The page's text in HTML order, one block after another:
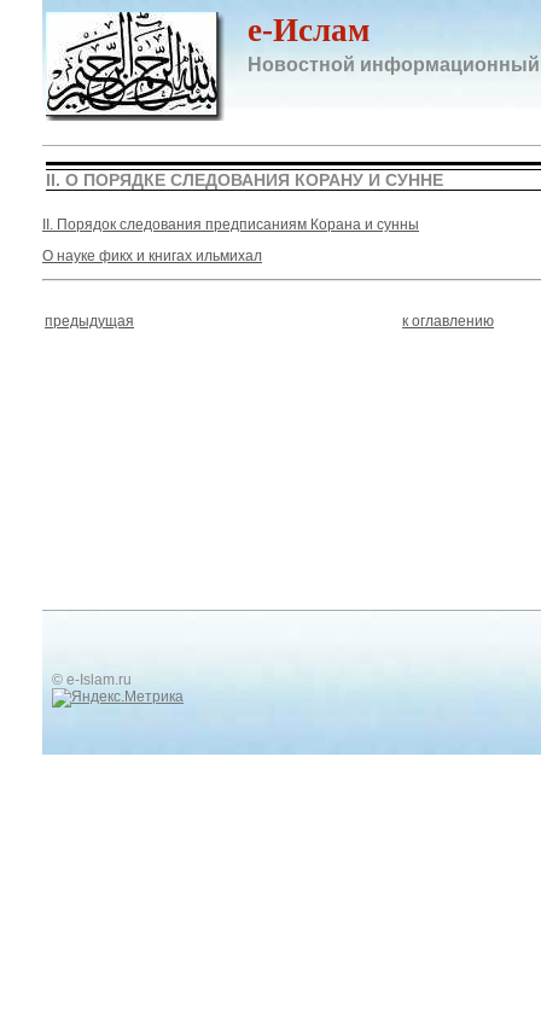
e-Ислам
Новостной информационный
II. О ПОРЯДКЕ СЛЕДОВАНИЯ КОРАНУ И СУННЕ
II. Порядок следования предписаниям Корана и сунны
О науке фикх и книгах ильмихал
предыдущая к оглавлению
© e-Islam.ru